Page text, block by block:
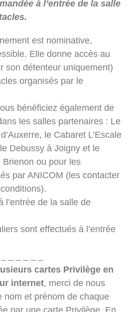
à l’entrée de la salle
est nominative,
Elle donne accès au
son détenteur uniquement)
organisés par le
bénéficiez également de
les salles partenaires : Le
le Cabaret L’Escale
Debussy à Joigny et le
ou pour les
par ANICOM (les contacter
l’entrée de la salle de
sont effectués à l’entrée
cartes Privilège en
internet, merci de nous
nom et prénom de chaque